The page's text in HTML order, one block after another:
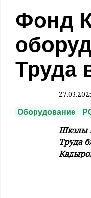
Фонд
Труда
Оборудование
Школы
Труда